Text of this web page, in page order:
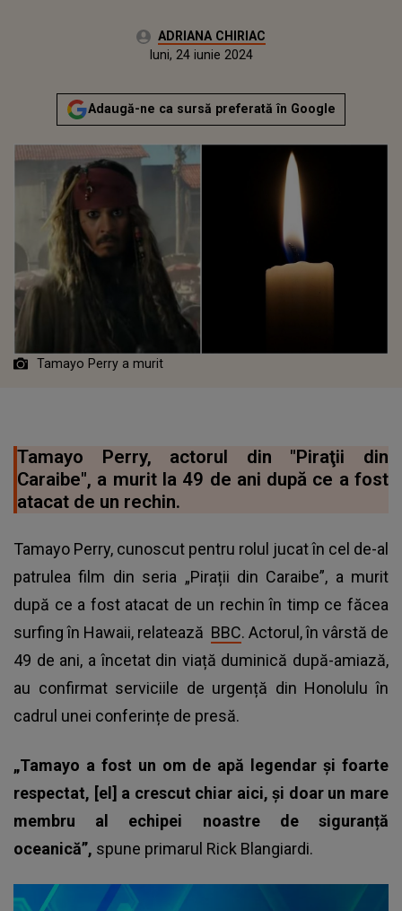
Autor:ADRIANA CHIRIAC
Actualizat:
luni, 24 iunie 2024
Adaugă-ne ca sursă preferată în Google
Tamayo Perry a murit
Tamayo Perry, actorul din "Piraţii din
Caraibe", a murit la 49 de ani după ce a fost
atacat de un rechin.
Tamayo Perry, cunoscut pentru rolul jucat în cel de-al
patrulea film din seria „Pirații din Caraibe”, a murit
după ce a fost atacat de un rechin în timp ce făcea
surfing în Hawaii, relatează BBC. Actorul, în vârstă de
49 de ani, a încetat din viață duminică după-amiază,
au confirmat serviciile de urgență din Honolulu în
cadrul unei conferințe de presă.
„Tamayo a fost un om de apă legendar și foarte
respectat, [el] a crescut chiar aici, și doar un mare
membru al echipei noastre de siguranță
oceanică”, spune primarul Rick Blangiardi.